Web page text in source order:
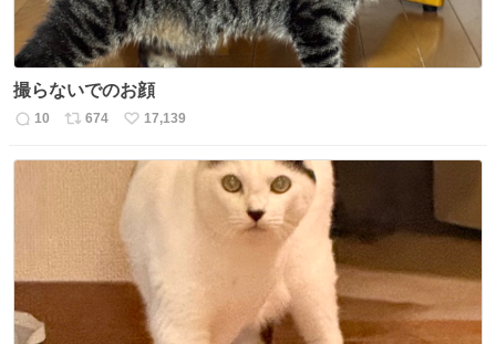
撮らないでのお顔
返
10
リ
ス
数
674
い
ね
数
17,139